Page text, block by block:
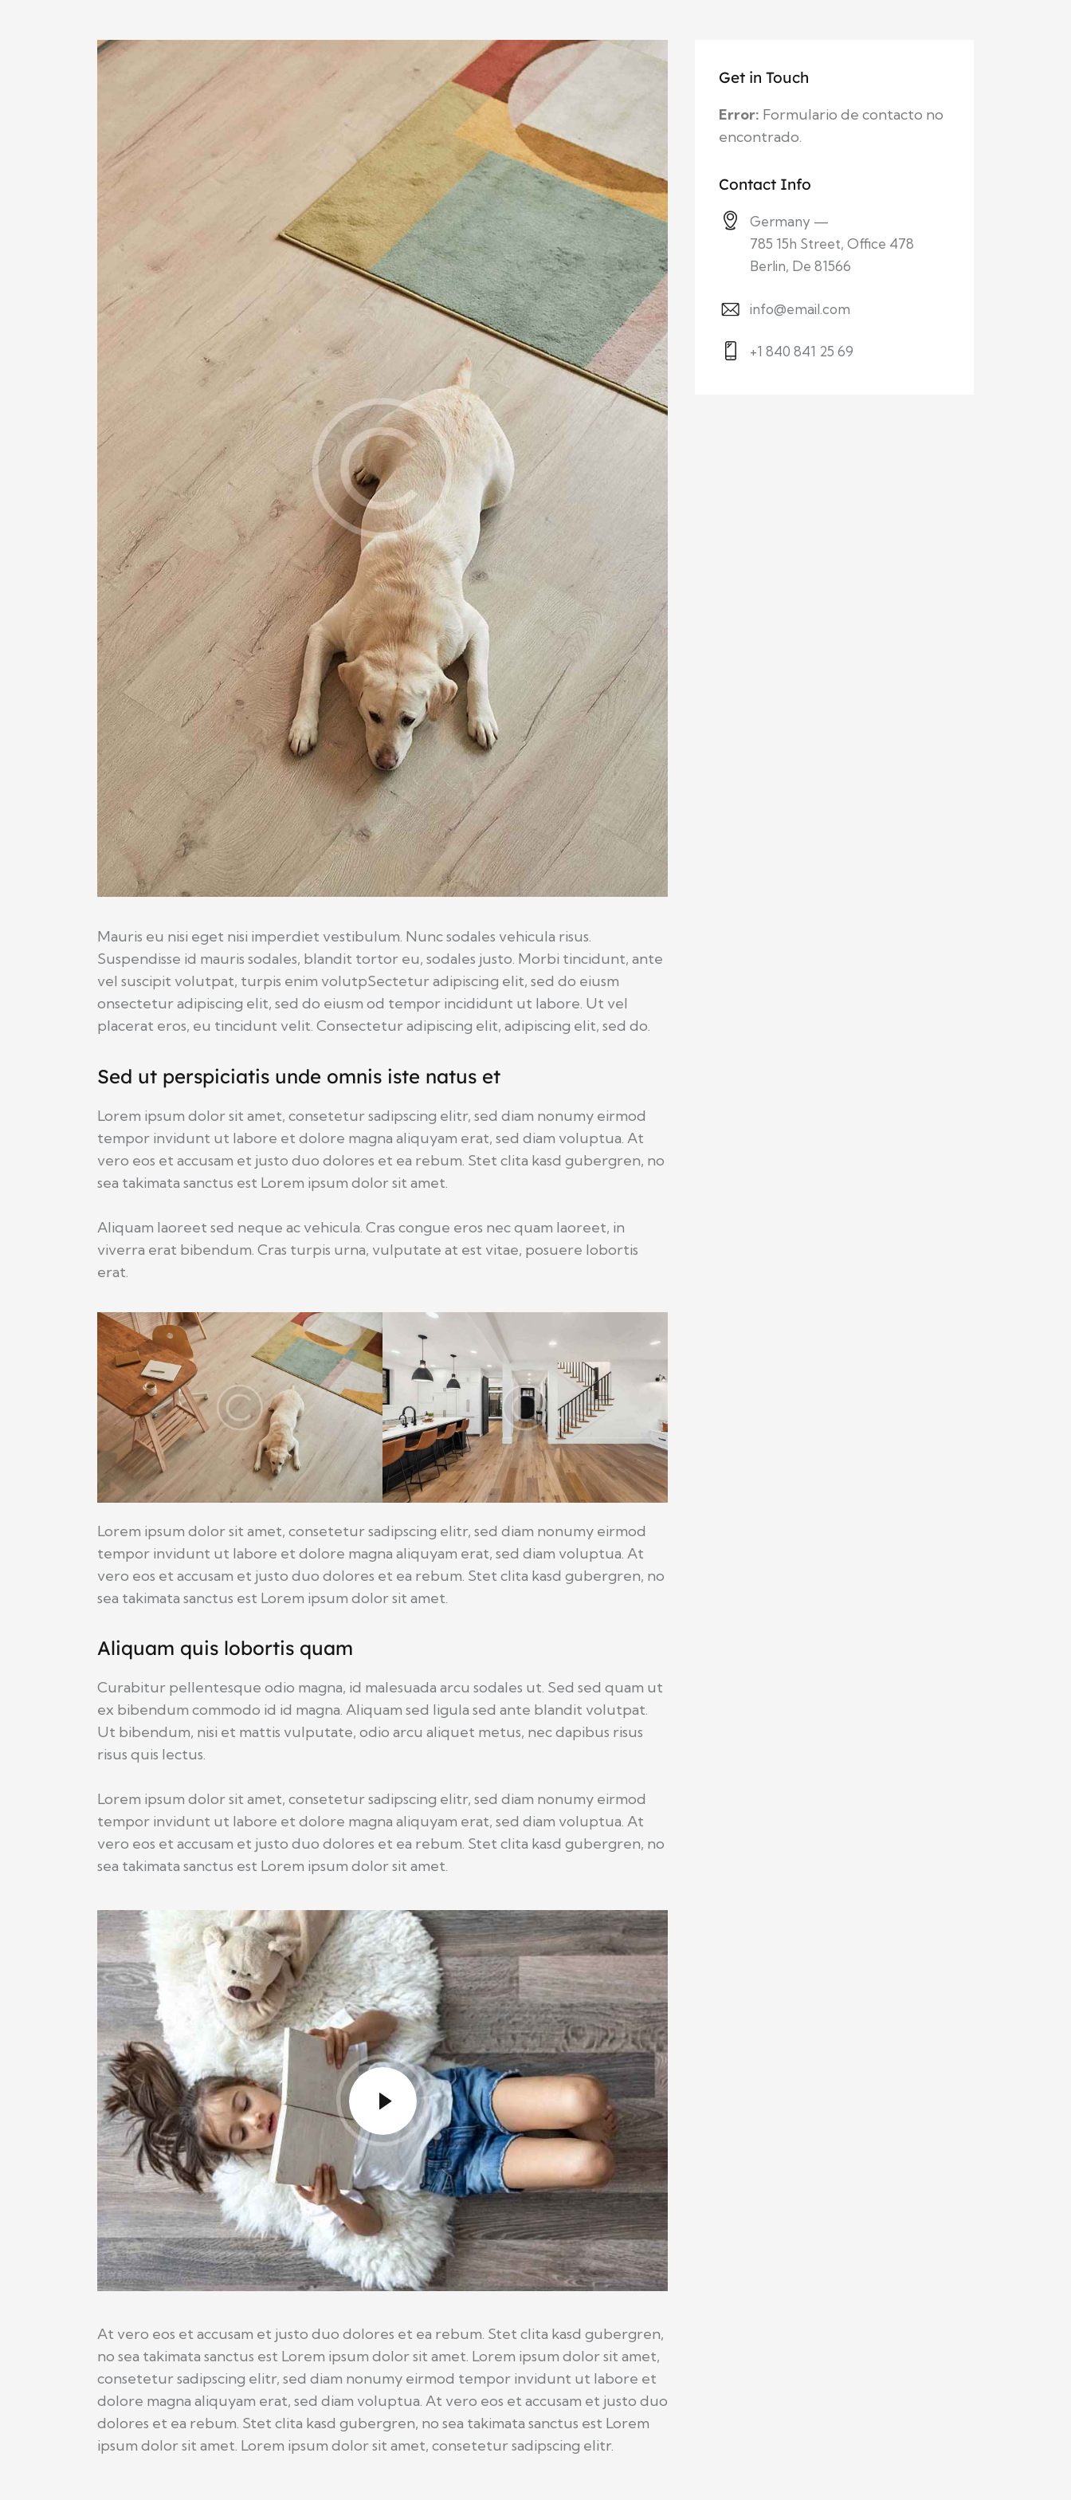
Mauris eu nisi eget nisi imperdiet vestibulum. Nunc sodales vehicula risus.
Suspendisse id mauris sodales, blandit tortor eu, sodales justo. Morbi tincidunt, ante
vel suscipit volutpat, turpis enim volutpSectetur adipiscing elit, sed do eiusm
onsectetur adipiscing elit, sed do eiusm od tempor incididunt ut labore. Ut vel
placerat eros, eu tincidunt velit. Consectetur adipiscing elit, adipiscing elit, sed do.
Sed ut perspiciatis unde omnis iste natus et
Lorem ipsum dolor sit amet, consetetur sadipscing elitr, sed diam nonumy eirmod
tempor invidunt ut labore et dolore magna aliquyam erat, sed diam voluptua. At
vero eos et accusam et justo duo dolores et ea rebum. Stet clita kasd gubergren, no
sea takimata sanctus est Lorem ipsum dolor sit amet.
Aliquam laoreet sed neque ac vehicula. Cras congue eros nec quam laoreet, in
viverra erat bibendum. Cras turpis urna, vulputate at est vitae, posuere lobortis
erat.
Lorem ipsum dolor sit amet, consetetur sadipscing elitr, sed diam nonumy eirmod
tempor invidunt ut labore et dolore magna aliquyam erat, sed diam voluptua. At
vero eos et accusam et justo duo dolores et ea rebum. Stet clita kasd gubergren, no
sea takimata sanctus est Lorem ipsum dolor sit amet.
Aliquam quis lobortis quam
Curabitur pellentesque odio magna, id malesuada arcu sodales ut. Sed sed quam ut
ex bibendum commodo id id magna. Aliquam sed ligula sed ante blandit volutpat.
Ut bibendum, nisi et mattis vulputate, odio arcu aliquet metus, nec dapibus risus
risus quis lectus.
Lorem ipsum dolor sit amet, consetetur sadipscing elitr, sed diam nonumy eirmod
tempor invidunt ut labore et dolore magna aliquyam erat, sed diam voluptua. At
vero eos et accusam et justo duo dolores et ea rebum. Stet clita kasd gubergren, no
sea takimata sanctus est Lorem ipsum dolor sit amet.
At vero eos et accusam et justo duo dolores et ea rebum. Stet clita kasd gubergren,
no sea takimata sanctus est Lorem ipsum dolor sit amet. Lorem ipsum dolor sit amet,
consetetur sadipscing elitr, sed diam nonumy eirmod tempor invidunt ut labore et
dolore magna aliquyam erat, sed diam voluptua. At vero eos et accusam et justo duo
dolores et ea rebum. Stet clita kasd gubergren, no sea takimata sanctus est Lorem
ipsum dolor sit amet. Lorem ipsum dolor sit amet, consetetur sadipscing elitr.
Get in Touch
Error: Formulario de contacto no
encontrado.
Contact Info
Germany —
785 15h Street, Office 478
Berlin, De 81566
info@email.com
+1 840 841 25 69